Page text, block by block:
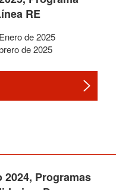
RE
Enerode2025
de2025
2024, Programas